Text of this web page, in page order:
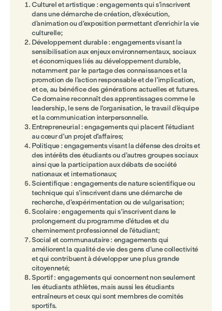
Culturel et artistique : engagements qui s’inscrivent
dans une démarche de création, d’exécution,
d’animation ou d’exposition permettant d’enrichir la vie
culturelle;
Développement durable : engagements visant la
sensibilisation aux enjeux environnementaux, sociaux
et économiques liés au développement durable,
notamment par le partage des connaissances et la
promotion de l’action responsable et de l’implication,
et ce, au bénéfice des générations actuelles et futures.
Ce domaine reconnaît des apprentissages comme le
leadership, le sens de l’organisation, le travail d’équipe
et la communication interpersonnelle.
Entrepreneurial : engagements qui placent l’étudiant
au cœur d’un projet d’affaires;
Politique : engagements visant la défense des droits et
des intérêts des étudiants ou d’autres groupes sociaux
ainsi que la participation aux débats de société
nationaux et internationaux;
Scientifique : engagements de nature scientifique ou
technique qui s’inscrivent dans une démarche de
recherche, d’expérimentation ou de vulgarisation;
Scolaire : engagements qui s’inscrivent dans le
prolongement du programme d’études et du
cheminement professionnel de l’étudiant;
Social et communautaire : engagements qui
améliorent la qualité de vie des gens d’une collectivité
et qui contribuent à développer une plus grande
citoyenneté;
Sportif : engagements qui concernent non seulement
les étudiants athlètes, mais aussi les étudiants
entraîneurs et ceux qui sont membres de comités
sportifs.